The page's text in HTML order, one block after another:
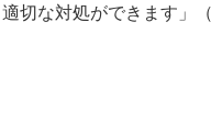
切な対処ができます」